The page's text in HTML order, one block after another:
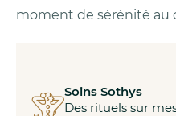
moment de sérénité au
Soins Sothys
Des rituels sur